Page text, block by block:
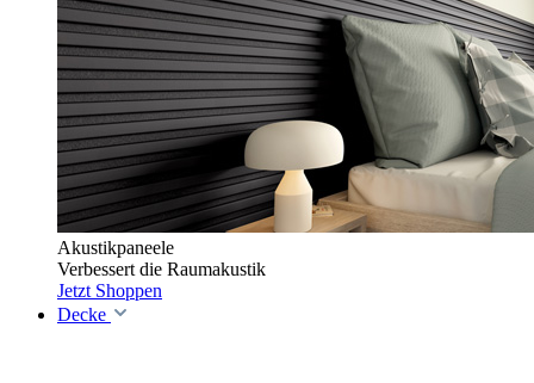
Akustikpaneele
Verbessert die Raumakustik
Jetzt Shoppen
Decke